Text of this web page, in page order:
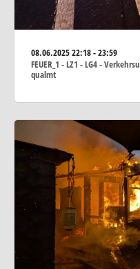
08.06.202522:18 - 23:59
FEUER_1 - LZ1 - LG4 -
qualmt